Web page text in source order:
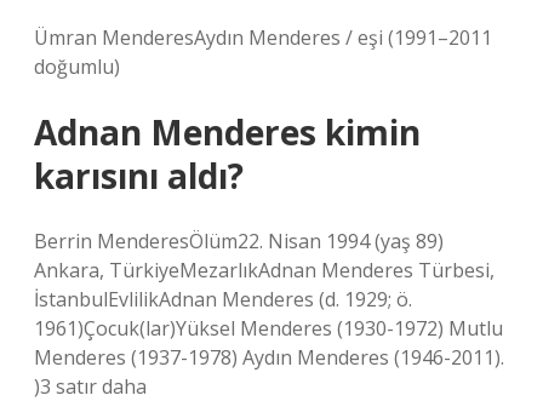
Ümran MenderesAydın Menderes / eşi (1991–2011
doğumlu)
Adnan Menderes kimin
karısını aldı?
Berrin MenderesÖlüm22. Nisan 1994 (yaş 89)
Ankara, TürkiyeMezarlıkAdnan Menderes Türbesi,
İstanbulEvlilikAdnan Menderes (d. 1929; ö.
1961)Çocuk(lar)Yüksel Menderes (1930-1972) Mutlu
Menderes (1937-1978) Aydın Menderes (1946-2011).
)3 satır daha